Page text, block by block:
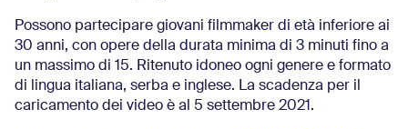
Possono partecipare giovani filmmaker di età inferiore ai
30 anni, con opere della durata minima di 3 minuti fino a
un massimo di 15. Ritenuto idoneo ogni genere e formato
di lingua italiana, serba e inglese. La scadenza per il
caricamento dei video è al 5 settembre 2021.